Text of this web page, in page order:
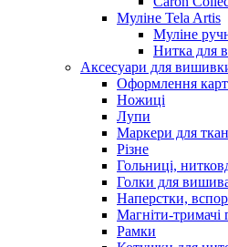
Муліне Tela Artis
Муліне
Нитка для
Аксесуари для
Оформлення
Ножиці
Лупи
Маркери для
Різне
Гольниці,
Голки для
Наперстки,
Магніти-тримачі
Рамки